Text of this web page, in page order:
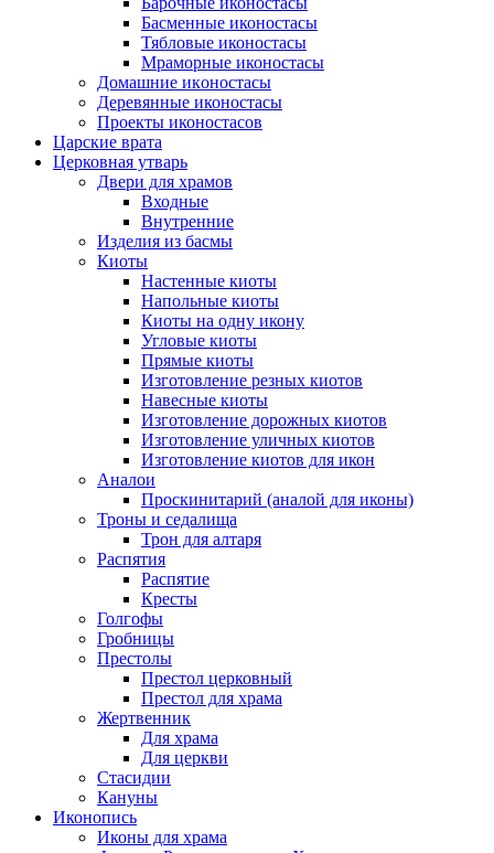
Басменные иконостасы
Тябловые иконостасы
Мраморные иконостасы
Дoмaшниe икoнoстaсы
Деревянные иконостасы
Проекты иконостасов
Царские врата
Церковная утварь
Двери для храмов
Входные
Внутренние
Изделия из басмы
Киоты
Настенные киоты
Напольные киоты
Киоты на одну икону
Угловые киоты
Прямые киоты
Изготовление резных киотов
Навесные киоты
Изготовление дорожных киотов
Изготовление уличных киотов
Изготовление киотов для икон
Аналои
Проскинитарий (аналой для иконы)
Троны и седалища
Трон для алтаря
Распятия
Распятие
Кресты
Голгофы
Гробницы
Престолы
Престол церковный
Престол для храма
Жертвенник
Для храма
Для церкви
Стасидии
Кануны
Иконопись
Иконы для храма